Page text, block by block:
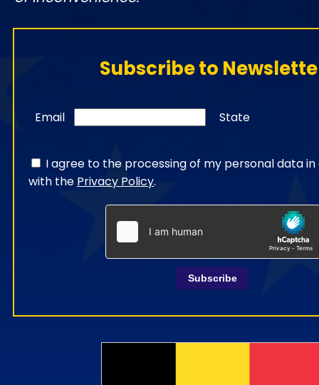
Subscribe to
Email State
I agree to the processing of my personal data
with the Privacy Policy.
Subscribe